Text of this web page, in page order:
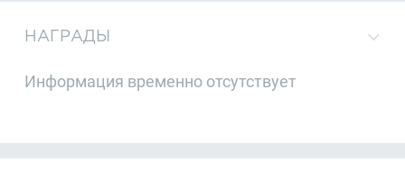
НАГРАДЫ
Информация временно отсутствует